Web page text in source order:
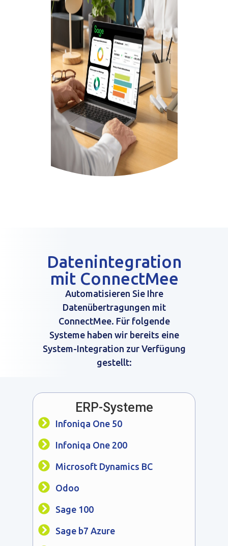
Datenintegration
mit ConnectMee
Automatisieren Sie Ihre
Datenübertragungen mit
ConnectMee. Für folgende
Systeme haben wir bereits eine
System-Integration zur Verfügung
gestellt:
ERP-Systeme
Infoniqa One 50
Infoniqa One 200
Microsoft Dynamics BC
Odoo
Sage 100
Sage b7 Azure